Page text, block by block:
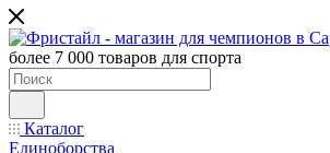
более 7 000 товаров для спорта
Каталог
Единоборства